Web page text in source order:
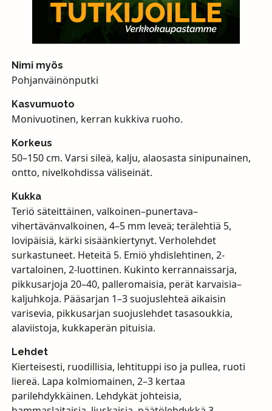
Nimi myös
Pohjanväinönputki
Kasvumuoto
Monivuotinen, kerran kukkiva ruoho.
Korkeus
50–150 cm. Varsi sileä, kalju, alaosasta sinipunainen,
ontto, nivelkohdissa väliseinät.
Kukka
Teriö säteittäinen, valkoinen–punertava–
vihertävänvalkoinen, 4–5 mm leveä; terälehtiä 5,
lovipäisiä, kärki sisäänkiertynyt. Verholehdet
surkastuneet. Heteitä 5. Emiö yhdislehtinen, 2-
vartaloinen, 2-luottinen. Kukinto kerrannaissarja,
pikkusarjoja 20–40, palleromaisia, perät karvaisia–
kaljuhkoja. Pääsarjan 1–3 suojuslehteä aikaisin
varisevia, pikkusarjan suojuslehdet tasasoukkia,
alaviistoja, kukkaperän pituisia.
Lehdet
Kierteisesti, ruodillisia, lehtituppi iso ja pullea, ruoti
liereä. Lapa kolmiomainen, 2–3 kertaa
parilehdykkäinen. Lehdykät johteisia,